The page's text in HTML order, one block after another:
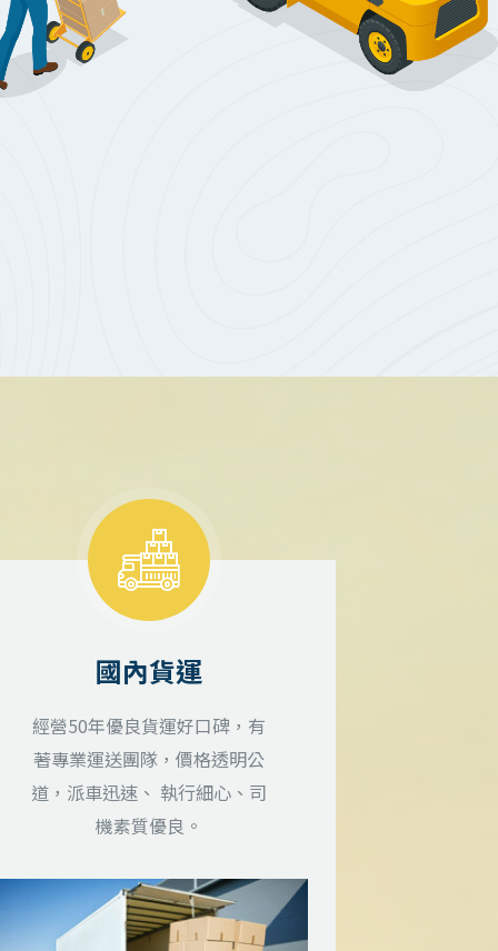
國內貨運
經營50年優良貨運好口碑，有
著專業運送團隊，價格透明公
道，派車迅速、 執行細心、司
機素質優良。